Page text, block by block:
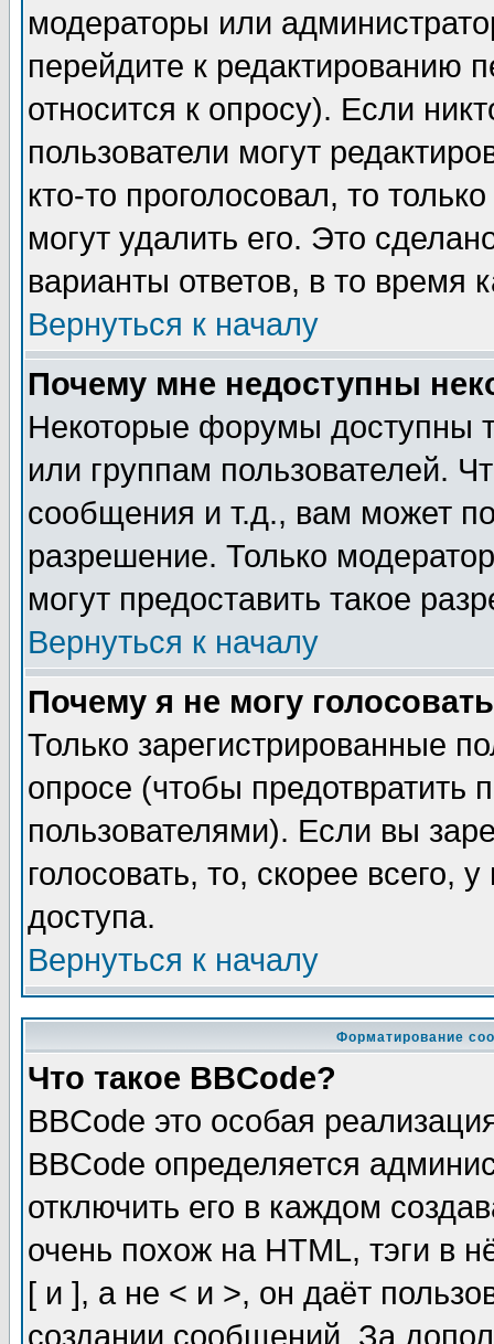
модераторы или
перейдите к редактированию
относится к опросу). Если
пользователи могут
кто-то проголосовал, то
могут удалить его. Это
варианты ответов, в то время
Вернуться к началу
Почему мне недоступны
Некоторые форумы доступны
или группам пользователей.
сообщения и т.д., вам может
разрешение. Только
могут предоставить такое
Вернуться к началу
Почему я не могу
Только зарегистрированные
опросе (чтобы предотвратить
пользователями). Если вы
голосовать, то, скорее всего,
доступа.
Вернуться к началу
Форматирование
Что такое BBCode?
BBCode это особая
BBCode определяется
отключить его в каждом
очень похож на HTML, тэги в
[ и ], а не < и >, он даёт
создании сообщений. За